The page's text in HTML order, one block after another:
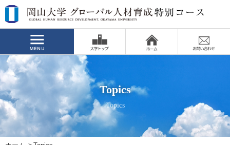
Topics
Topics